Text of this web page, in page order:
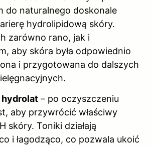
do naturalnego doskonale
hydrolipidową skóry.
zarówno rano, jak i
aby skóra była odpowiednio
i przygotowana do dalszych
hydrolat – po oczyszczeniu
aby przywrócić właściwy
skóry. Toniki działają
i łagodząco, co pozwala ukoić